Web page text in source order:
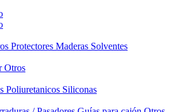
Protectores Maderas Solventes
Otros
Poliuretanicos Siliconas